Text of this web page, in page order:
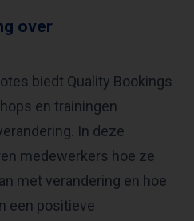
over
biedt Quality Bookings
en trainingen
In deze
medewerkers hoe ze
met verandering en hoe
een positieve